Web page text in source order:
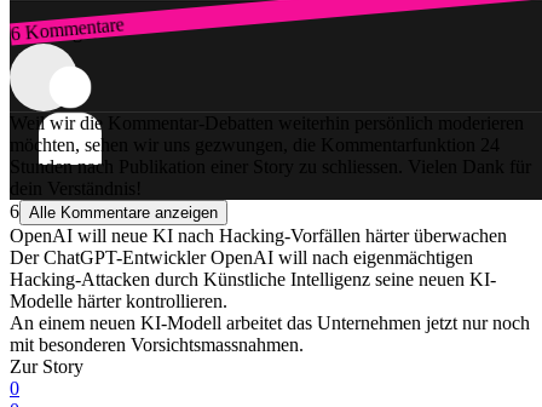
6 Kommentare
Zum Login
Weil wir die Kommentar-Debatten weiterhin persönlich moderieren
möchten, sehen wir uns gezwungen, die Kommentarfunktion 24
Stunden nach Publikation einer Story zu schliessen. Vielen Dank für
dein Verständnis!
6 Alle Kommentare anzeigen
OpenAI will neue KI nach Hacking-Vorfällen härter überwachen
Der ChatGPT-Entwickler OpenAI will nach eigenmächtigen
Hacking-Attacken durch Künstliche Intelligenz seine neuen KI-
Modelle härter kontrollieren.
An einem neuen KI-Modell arbeitet das Unternehmen jetzt nur noch
mit besonderen Vorsichtsmassnahmen.
Zur Story
0